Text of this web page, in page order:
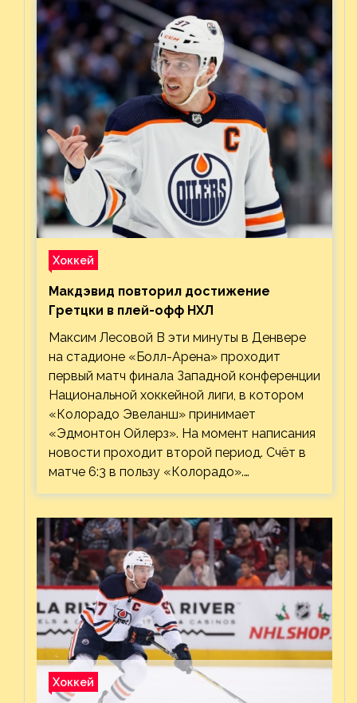
Хоккей
Макдэвид повторил достижение
Гретцки в плей-офф НХЛ
Максим Лесовой В эти минуты в Денвере
на стадионе «Болл-Арена» проходит
первый матч финала Западной конференции
Национальной хоккейной лиги, в котором
«Колорадо Эвеланш» принимает
«Эдмонтон Ойлерз». На момент написания
новости проходит второй период. Счёт в
матче 6:3 в пользу «Колорадо».…
Хоккей